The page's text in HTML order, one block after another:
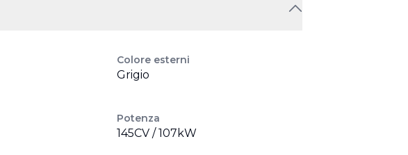
Colore esterni
Grigio
Potenza
145CV / 107kW